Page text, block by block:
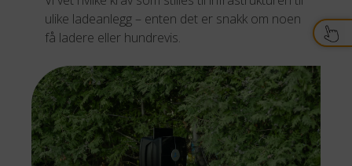
ulike ladeanlegg – enten det er snakk om noen
få ladere eller hundrevis.